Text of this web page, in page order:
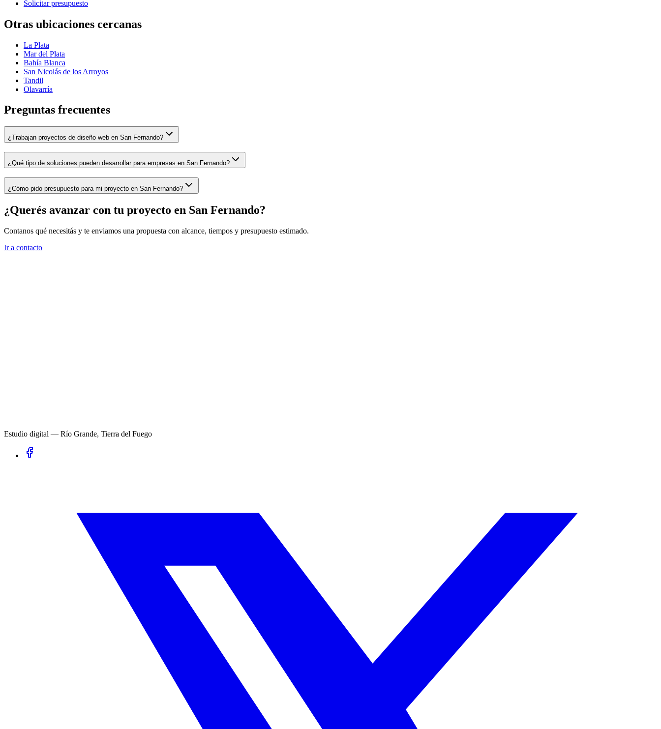
Solicitar presupuesto
Otras ubicaciones cercanas
La Plata
Mar del Plata
Bahía Blanca
San Nicolás de los Arroyos
Tandil
Olavarría
Preguntas frecuentes
¿Trabajan proyectos de diseño web en San Fernando?
¿Qué tipo de soluciones pueden desarrollar para empresas en San Fernando?
¿Cómo pido presupuesto para mi proyecto en San Fernando?
¿Querés avanzar con tu proyecto en San Fernando?
Contanos qué necesitás y te enviamos una propuesta con alcance, tiempos y presupuesto estimado.
Ir a contacto
Estudio digital — Río Grande, Tierra del Fuego